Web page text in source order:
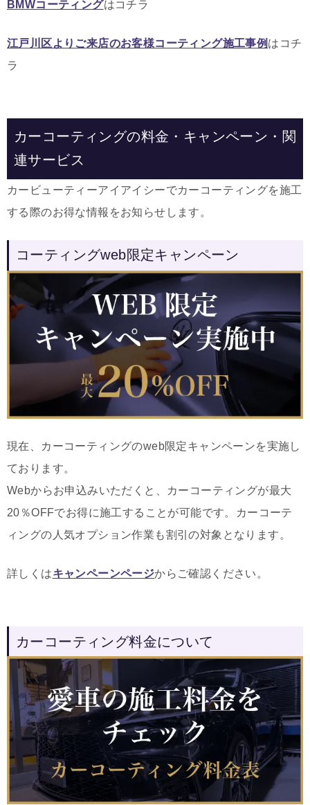
BMWコーティングはコチラ
江戸川区よりご来店のお客様コーティング施工事例 はコチ
ラ
カーコーティングの料金・キャンペーン・関
連サービス
カービューティーアイアイシーでカーコーティングを施工
する際のお得な情報をお知らせします。
コーティングweb限定キャンペーン
現在、カーコーティングのweb限定キャンペーンを実施し
ております。
Webからお申込みいただくと、カーコーティングが最大
20％OFFでお得に施工することが可能です。カーコーテ
ィングの人気オプション作業も割引の対象となります。
詳しくはキャンペーンページからご確認ください。
カーコーティング料金について